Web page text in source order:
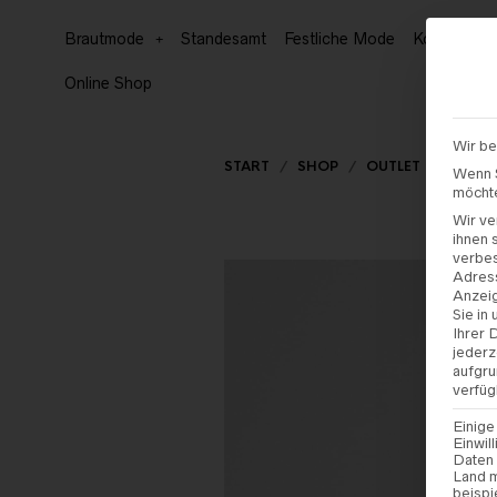
Brautmode Standesamt Festliche Mode Kommunion
Online Shop
START / SHOP / OUTLET
Wir
Wenn
Wir
ihnen
Sie in
Ihrer
Daten
Land